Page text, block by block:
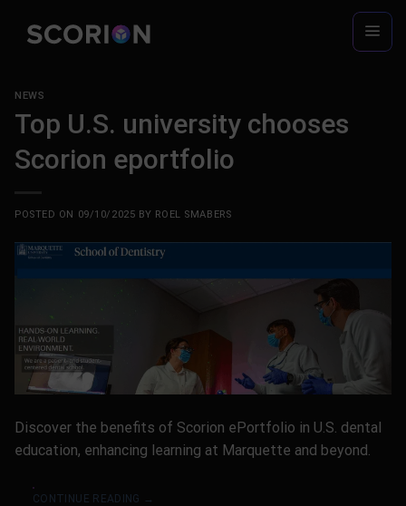
NEWS
Top U.S. university chooses
Scorion eportfolio
POSTED ON 09/10/2025 BY ROEL SMABERS
Discover the benefits of Scorion ePortfolio in U.S. dental
education, enhancing learning at Marquette and beyond.
CONTINUE READING →